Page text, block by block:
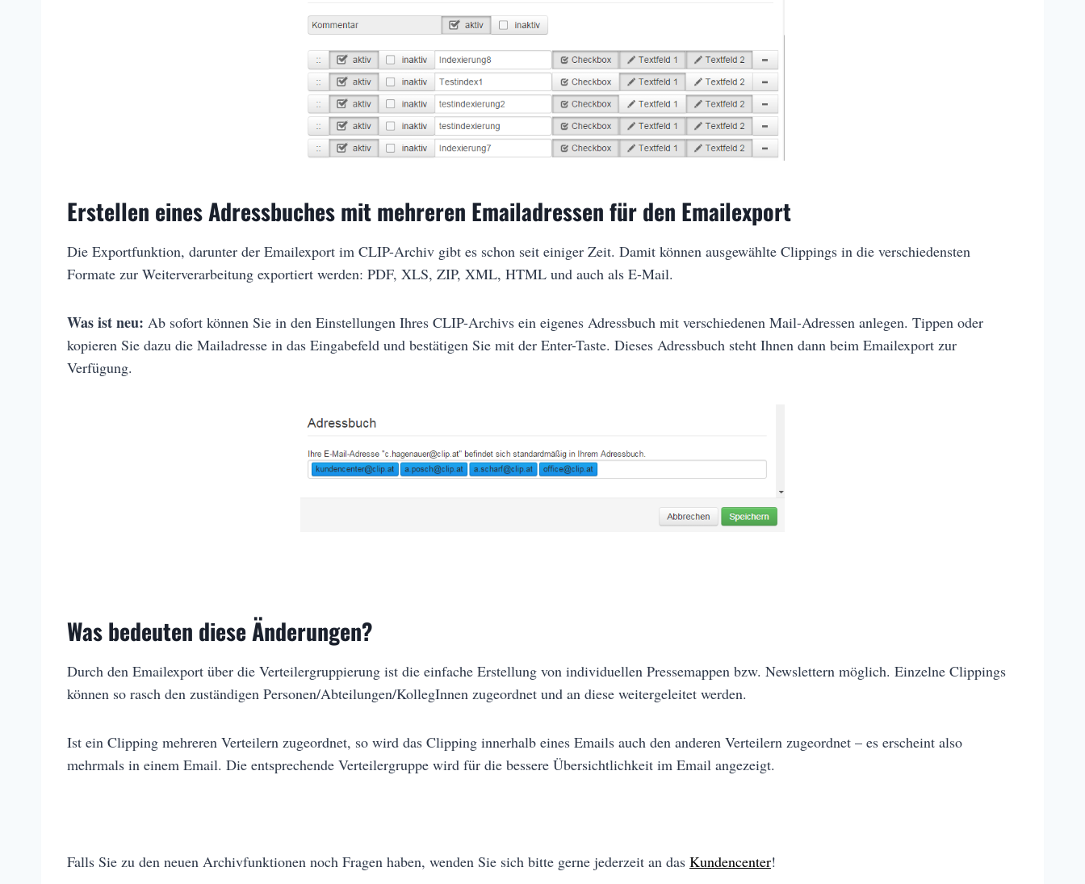
Erstellen eines Adressbuches mit mehreren Emailadressen für den Emailexport
Die Exportfunktion, darunter der Emailexport im CLIP-Archiv gibt es schon seit einiger Zeit. Damit können ausgewählte Clippings in die verschiedensten
Formate zur Weiterverarbeitung exportiert werden: PDF, XLS, ZIP, XML, HTML und auch als E-Mail.
Was ist neu: Ab sofort können Sie in den Einstellungen Ihres CLIP-Archivs ein eigenes Adressbuch mit verschiedenen Mail-Adressen anlegen. Tippen oder
kopieren Sie dazu die Mailadresse in das Eingabefeld und bestätigen Sie mit der Enter-Taste. Dieses Adressbuch steht Ihnen dann beim Emailexport zur
Verfügung.
Was bedeuten diese Änderungen?
Durch den Emailexport über die Verteilergruppierung ist die einfache Erstellung von individuellen Pressemappen bzw. Newslettern möglich. Einzelne Clippings
können so rasch den zuständigen Personen/Abteilungen/KollegInnen zugeordnet und an diese weitergeleitet werden.
Ist ein Clipping mehreren Verteilern zugeordnet, so wird das Clipping innerhalb eines Emails auch den anderen Verteilern zugeordnet – es erscheint also
mehrmals in einem Email. Die entsprechende Verteilergruppe wird für die bessere Übersichtlichkeit im Email angezeigt.
Falls Sie zu den neuen Archivfunktionen noch Fragen haben, wenden Sie sich bitte gerne jederzeit an das Kundencenter!